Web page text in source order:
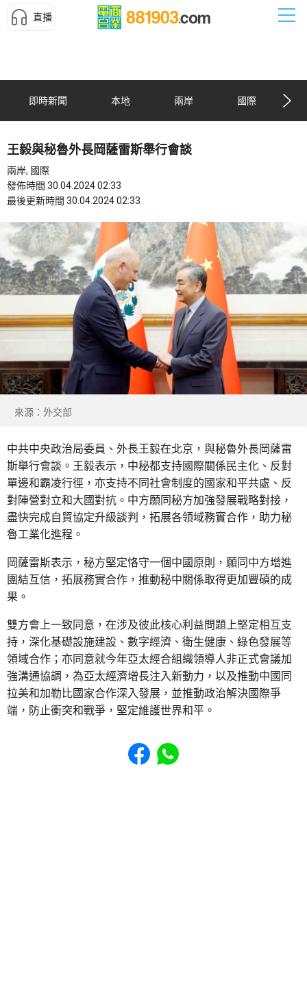
直播
即時新聞 本地 兩岸 國際
王毅與秘魯外長岡薩雷斯舉行會談
兩岸, 國際
發佈時間 30.04.2024 02:33
最後更新時間 30.04.2024 02:33
來源：外交部
中共中央政治局委員、外長王毅在北京，與秘魯外長岡薩雷
斯舉行會談。王毅表示，中秘都支持國際關係民主化、反對
單邊和霸凌行徑，亦支持不同社會制度的國家和平共處、反
對陣營對立和大國對抗。中方願同秘方加強發展戰略對接，
盡快完成自貿協定升級談判，拓展各領域務實合作，助力秘
魯工業化進程。
岡薩雷斯表示，秘方堅定恪守一個中國原則，願同中方增進
團結互信，拓展務實合作，推動秘中關係取得更加豐碩的成
果。
雙方會上一致同意，在涉及彼此核心利益問題上堅定相互支
持，深化基礎設施建設、數字經濟、衛生健康、綠色發展等
領域合作；亦同意就今年亞太經合組織領導人非正式會議加
強溝通協調，為亞太經濟增長注入新動力，以及推動中國同
拉美和加勒比國家合作深入發展，並推動政治解決國際爭
端，防止衝突和戰爭，堅定維護世界和平。
Share to Facebook
Share to WhatsApp